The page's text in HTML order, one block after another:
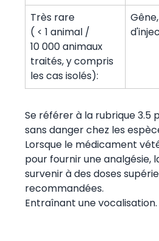
Très rare
( < 1 animal /
10 000 animaux
traités, y compris
les cas isolés):
Se référer à la rubrique 3.5
sans danger chez les
Lorsque le médicament
pour fournir une analgésie,
survenir à des doses
recommandées.
Entraînant une vocalisation.